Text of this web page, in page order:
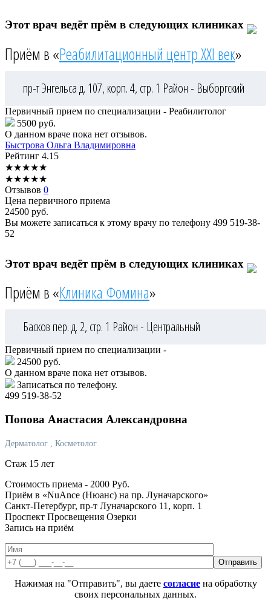
Этот врач ведёт прём в следующих клиниках
Приём в «Реабилитационный центр XXI век»
пр-т Энгельса д. 107, корп. 4, стр. 1 Район - Выборгский
Первичный прием по специализации - Реабилитолог
5500 руб.
О данном враче пока нет отзывов.
Быстрова Ольга Владимировна
Рейтинг 4.15
★★★★★
★★★★★
Отзывов 0
Цена первичного приема
24500 руб.
Вы можете записаться к этому врачу по телефону 499 519-38-
52
Этот врач ведёт прём в следующих клиниках
Приём в «Клиника Фомина»
Басков пер. д. 2, стр. 1 Район - Центральный
Первичный прием по специализации -
24500 руб.
О данном враче пока нет отзывов.
Записаться по телефону.
499 519-38-52
Попова Анастасия Александровна
Дерматолог , Косметолог
Стаж 15 лет
Стоимость приема - 2000 Руб.
Приём в «NuAnce (Нюанс) на пр. Луначарского»
Санкт-Петербург, пр-т Луначарского 11, корп. 1
Проспект Просвещения Озерки
Запись на приём
Нажимая на "Отправить", вы даете согласиена обработку
своих персональных данных.